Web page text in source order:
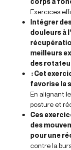
Exercices
Intégrer
douleurs à
meilleurs
des
: Cet
favorise la
En alignant
posture et
Ces
des
pour une
contre la